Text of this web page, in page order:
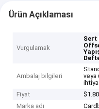
Ürün Açıklaması
Vurgulamak
Sert
Ambalaj bilgileri
veya
Fiyat
Marka adı